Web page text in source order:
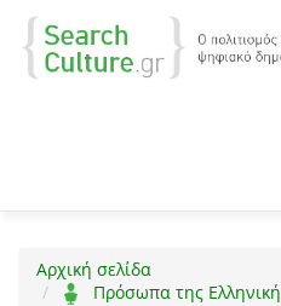
Αρχική σελίδα
Πρόσωπα της